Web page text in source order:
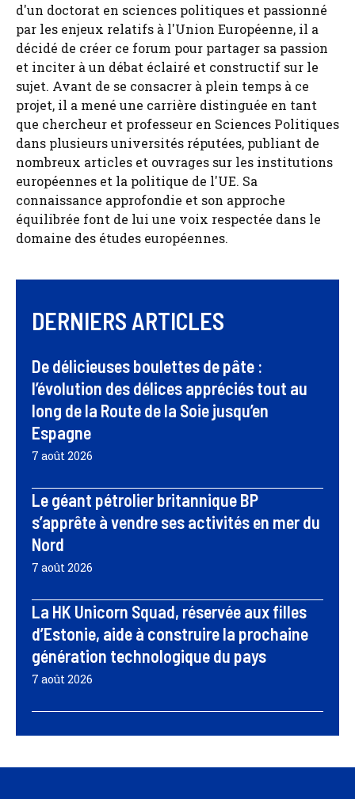
d'un doctorat en sciences politiques et passionné
par les enjeux relatifs à l'Union Européenne, il a
décidé de créer ce forum pour partager sa passion
et inciter à un débat éclairé et constructif sur le
sujet. Avant de se consacrer à plein temps à ce
projet, il a mené une carrière distinguée en tant
que chercheur et professeur en Sciences Politiques
dans plusieurs universités réputées, publiant de
nombreux articles et ouvrages sur les institutions
européennes et la politique de l'UE. Sa
connaissance approfondie et son approche
équilibrée font de lui une voix respectée dans le
domaine des études européennes.
DERNIERS ARTICLES
De délicieuses boulettes de pâte :
l’évolution des délices appréciés tout au
long de la Route de la Soie jusqu’en
Espagne
7 août 2026
Le géant pétrolier britannique BP
s’apprête à vendre ses activités en mer du
Nord
7 août 2026
La HK Unicorn Squad, réservée aux filles
d’Estonie, aide à construire la prochaine
génération technologique du pays
7 août 2026